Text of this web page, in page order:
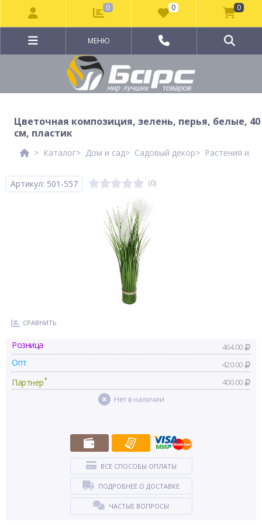
МЕНЮ
Цветочная композиция, зелень, перья, белые, 40
см, пластик
Каталог Дом и сад Садовый декор Растения
Артикул: 501-557 (0)
СРАВНИТЬ
Розница 464.00
Опт 420.00
Партнер* 400.00
Нет в наличии
ВСЕ СПОСОБЫ ОПЛАТЫ
ПОДРОБНЕЕ О ДОСТАВКЕ
ЧАСТЫЕ ВОПРОСЫ
0 0 0